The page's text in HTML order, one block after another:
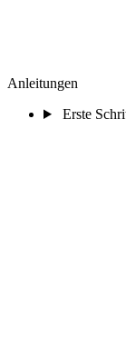
Anleitungen
Erste